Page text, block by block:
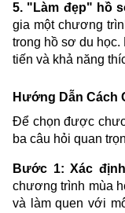
5. "Làm đẹp" hồ
gia một chương
trong hồ sơ du học.
tiến và khả năng
Hướng Dẫn Cách
Để chọn được
ba câu hỏi quan
Bước 1: Xác
chương trình mùa
và làm quen với